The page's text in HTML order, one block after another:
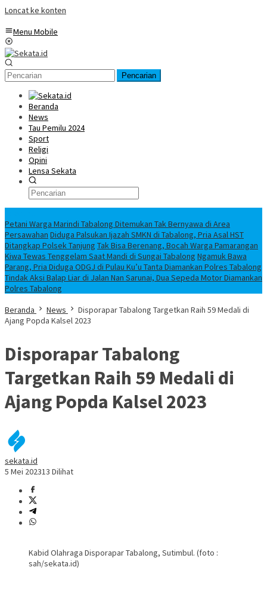
Loncat ke konten
Menu Mobile
Pencarian
Beranda
News
Tau Pemilu 2024
Sport
Religi
Opini
Lensa Sekata
Petani Warga Marindi Tabalong Ditemukan Tak Bernyawa di Area
Persawahan Diduga Palsukan Ijazah SMKN di Tabalong, Pria Asal HST
Ditangkap Polsek Tanjung Tak Bisa Berenang, Bocah Warga Pamarangan
Kiwa Tewas Tenggelam Saat Mandi di Sungai Tabalong Ngamuk Bawa
Parang, Pria Diduga ODGJ di Pulau Ku’u Tanta Diamankan Polres Tabalong
Tindak Aksi Balap Liar di Jalan Nan Sarunai, Dua Sepeda Motor Diamankan
Polres Tabalong
Beranda
News
Disporapar Tabalong Targetkan Raih 59 Medali di
Ajang Popda Kalsel 2023
Disporapar Tabalong
Targetkan Raih 59 Medali di
Ajang Popda Kalsel 2023
sekata.id
5 Mei 202313 Dilihat
Kabid Olahraga Disporapar Tabalong, Sutimbul. (foto :
sah/sekata.id)